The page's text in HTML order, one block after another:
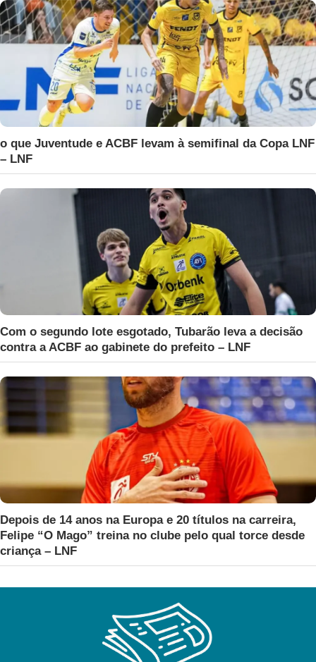
o que Juventude e ACBF levam à semifinal da Copa LNF
– LNF
Com o segundo lote esgotado, Tubarão leva a decisão
contra a ACBF ao gabinete do prefeito – LNF
Depois de 14 anos na Europa e 20 títulos na carreira,
Felipe “O Mago” treina no clube pelo qual torce desde
criança – LNF